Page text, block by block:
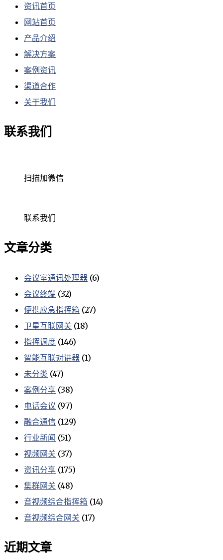
资讯首页
网站首页
产品介绍
解决方案
案例资讯
渠道合作
关于我们
联系我们
扫描加微信
联系我们
文章分类
会议室通讯处理器 (6)
会议终端 (32)
便携应急指挥箱 (27)
卫星互联网关 (18)
指挥调度 (146)
智能互联对讲器 (1)
未分类 (47)
案例分享 (38)
电话会议 (97)
融合通信 (129)
行业新闻 (51)
视频网关 (37)
资讯分享 (175)
集群网关 (48)
音视频综合指挥箱 (14)
音视频综合网关 (17)
近期文章